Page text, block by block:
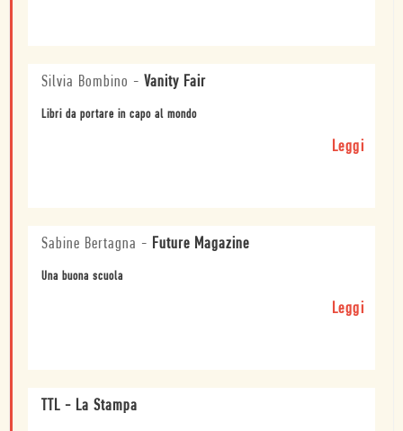
Silvia Bombino - Vanity Fair
Libri da portare in capo al mondo
Leggi
Sabine Bertagna - Future Magazine
Una buona scuola
Leggi
TTL - La Stampa